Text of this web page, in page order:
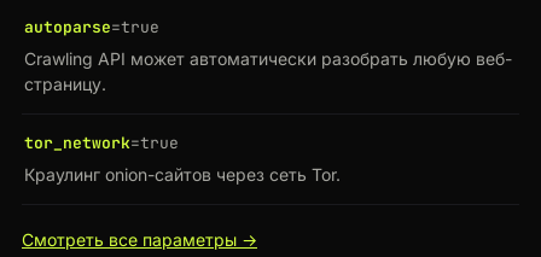
autoparse=true
Crawling API может автоматически разобрать любую веб-
страницу.
tor_network=true
Краулинг onion-сайтов через сеть Tor.
Смотреть все параметры →